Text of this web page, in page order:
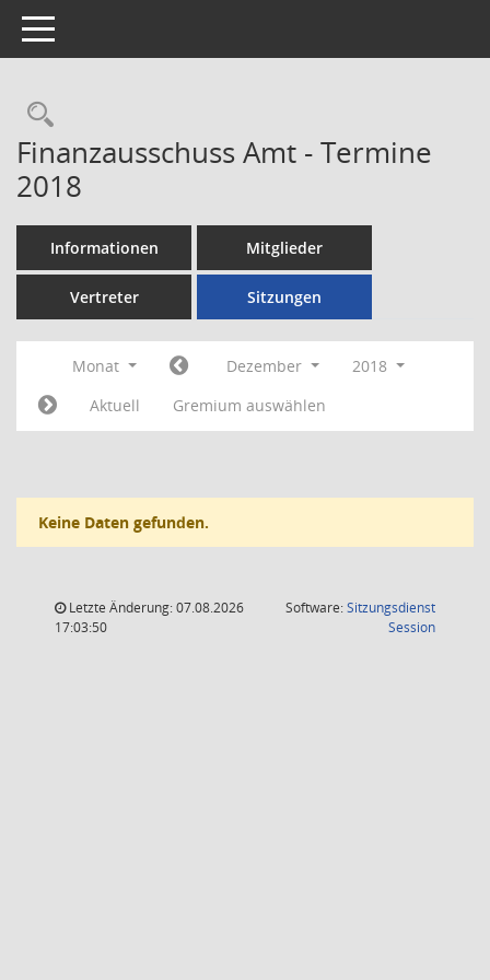
Toggle navigation
Rechercheauswahl
Finanzausschuss Amt - Termine
2018
Informationen Mitglieder
Vertreter Sitzungen
Monat Dezember
2018
Aktuell
Gremium auswählen
Keine Daten gefunden.
Letzte Änderung: 07.08.2026
17:03:50
Software:Sitzungsdienst
Session(Wird in